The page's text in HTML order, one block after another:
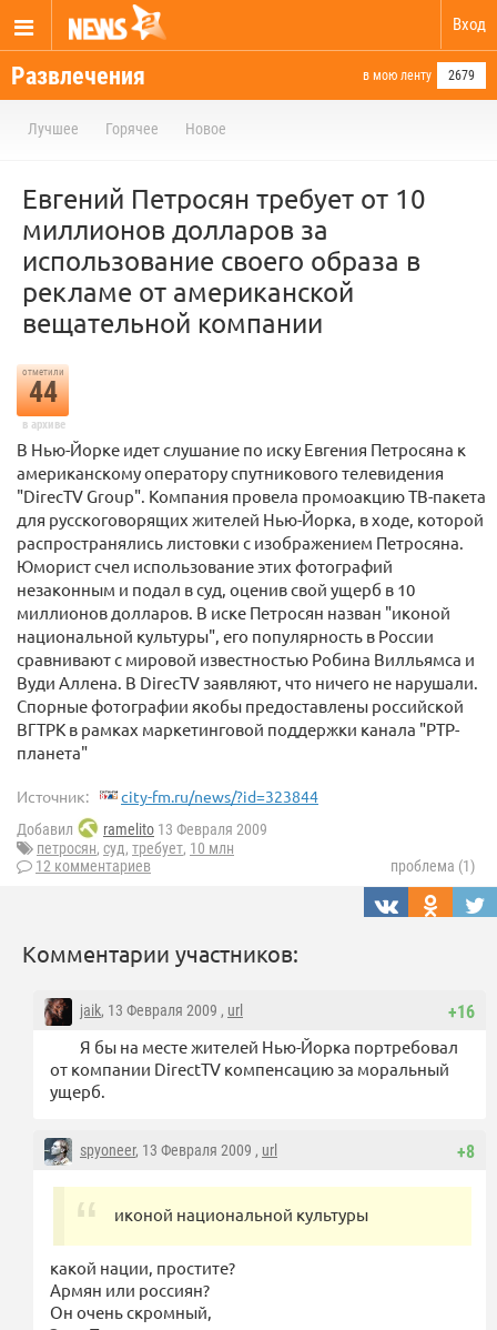
Вход
Развлечения в мою ленту 2679
Лучшее Горячее Новое
Евгений Петросян требует от 10
миллионов долларов за
использование своего образа в
рекламе от американской
вещательной компании
отметили
44
в архиве
В Нью-Йорке идет слушание по иску Евгения Петросяна к
американскому оператору спутникового телевидения
"DirecTV Group". Компания провела промоакцию ТВ-пакета
для русскоговорящих жителей Нью-Йорка, в ходе, которой
распространялись листовки с изображением Петросяна.
Юморист счел использование этих фотографий
незаконным и подал в суд, оценив свой ущерб в 10
миллионов долларов. В иске Петросян назван "иконой
национальной культуры", его популярность в России
сравнивают с мировой известностью Робина Вилльямса и
Вуди Аллена. В DirecTV заявляют, что ничего не нарушали.
Спорные фотографии якобы предоставлены российской
ВГТРК в рамках маркетинговой поддержки канала "РТР-
планета"
Источник: city-fm.ru/news/?id=323844
Добавил ramelito 13 Февраля 2009
петросян, суд, требует, 10 млн
12 комментариев
проблема (1)
Комментарии участников:
+16
jaik, 13 Февраля 2009 , url
Я бы на месте жителей Нью-Йорка портребовал
от компании DirectTV компенсацию за моральный
ущерб.
+8
spyoneer, 13 Февраля 2009 , url
иконой национальной культуры
какой нации, простите?
Армян или россиян?
Он очень скромный,